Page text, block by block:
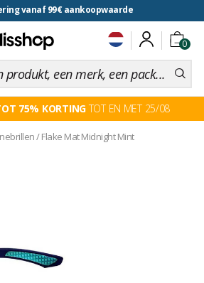
vanaf 99€ aankoopwaarde
een 100 dagen inruiling
0
75% KORTINGTOT EN MET 25/08
/Flake Mat Midnight Mint